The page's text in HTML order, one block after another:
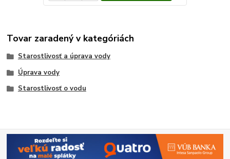
Tovar zaradený v kategóriách
Starostlivosť a úprava vody
Úprava vody
Starostlivosť o vodu